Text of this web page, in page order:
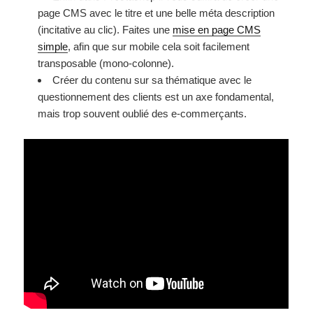
page CMS avec le titre et une belle méta description
(incitative au clic). Faites une mise en page CMS
simple, afin que sur mobile cela soit facilement
transposable (mono-colonne).
Créer du contenu sur sa thématique avec le
questionnement des clients est un axe fondamental,
mais trop souvent oublié des e-commerçants.